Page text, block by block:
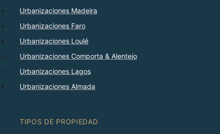
Urbanizaciones Madeira
Urbanizaciones Faro
Urbanizaciones Loulé
Urbanizaciones Comporta & Alentejo
Urbanizaciones Lagos
Urbanizaciones Almada
TIPOS DE PROPIEDAD